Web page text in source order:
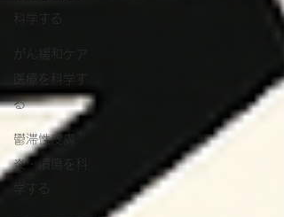
科学する
がん緩和ケア
医療を科学す
る
鬱滞性皮膚
炎・潰瘍を科
学する